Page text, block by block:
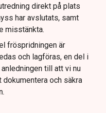
direkt på plats
har avslutats, samt
misstänkta.
fröspridningen är
och lagföras, en del i
till att vi nu
dokumentera och säkra